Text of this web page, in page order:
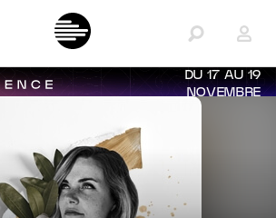
DU 17 AU 19
NOVEMBRE